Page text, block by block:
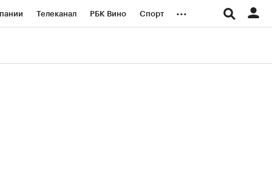
Телеканал РБК Вино Спорт ...